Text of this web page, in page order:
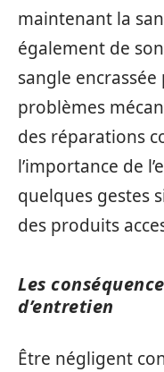
maintenant la
également de
sangle
problèmes
des réparations
l’importance de
quelques gestes
des produits
Les
d’entretien
Être négligent